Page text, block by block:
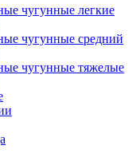
чугунные легкие
чугунные средний
чугунные тяжелые